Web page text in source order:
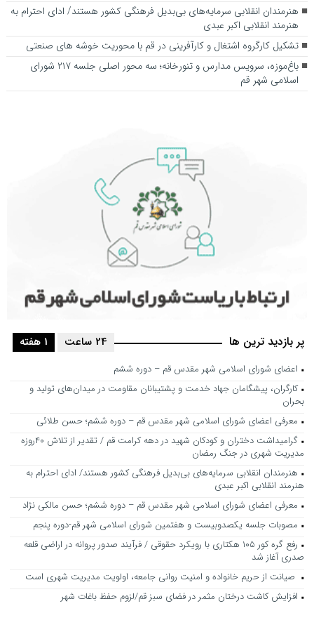
هنرمندان انقلابی سرمایه‌های بی‌بدیل فرهنگی کشور هستند/ ادای احترام به
هنرمند انقلابی اکبر عبدی
تشکیل کارگروه اشتغال و کارآفرینی در قم با محوریت خوشه های صنعتی
باغ‌موزه، سرویس مدارس و تنورخانه؛ سه محور اصلی جلسه ۲۱۷ شورای
اسلامی شهر قم
پر بازدید ترین ها 1 هفته 24 ساعت
اعضای شورای اسلامی شهر مقدس قم – دوره ششم
کارگران، پیشگامان جهاد خدمت و پشتیبانان مقاومت در میدان‌های تولید و
بحران
معرفی اعضای شورای اسلامی شهر مقدس قم – دوره ششم؛ حسن طلائی
گرامیداشت دختران و کودکان شهید در دهه کرامت قم / تقدیر از تلاش ۴۰روزه
مدیریت شهری در جنگ رمضان
هنرمندان انقلابی سرمایه‌های بی‌بدیل فرهنگی کشور هستند/ ادای احترام به
هنرمند انقلابی اکبر عبدی
معرفی اعضای شورای اسلامی شهر مقدس قم – دوره ششم؛ حسن مالکی نژاد
مصوبات جلسه یکصدوبیست و هفتمین شورای اسلامی شهر قم-دوره پنجم
رفع گره کور ۱۰۵ هکتاری با رویکرد حقوقی / فرآیند صدور پروانه در اراضی قلعه
صدری آغاز شد
صیانت از حریم خانواده و امنیت روانی جامعه، اولویت مدیریت شهری است
افزایش کاشت درختان مثمر در فضای سبز قم/لزوم حفظ باغات شهر